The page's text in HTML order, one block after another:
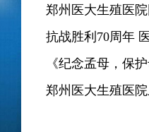
郑州医大生殖医
抗战胜利70周年
《纪念孟母，保
郑州医大生殖医